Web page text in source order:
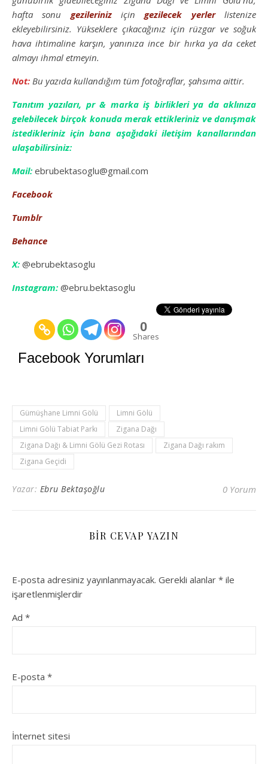
hafta sonugezileriniziçingezilecek yerlerlistenize
ekleyebilirsiniz. Yükseklere çıkacağınız için rüzgar ve soğuk
hava ihtimaline karşın, yanınıza ince bir hırka ya da ceket
almayı ihmal etmeyin.
Not: Bu yazıda kullandığım tüm fotoğraflar, şahsıma aittir.
Tanıtım yazıları, pr & marka iş birlikleri ya da aklınıza
gelebilecek birçok konuda merak ettikleriniz ve danışmak
istedikleriniz için bana aşağıdaki iletişim kanallarından
ulaşabilirsiniz:
Mail: ebrubektasoglu@gmail.com
Facebook
Tumblr
Behance
X: @ebrubektasoglu
Instagram: @ebru.bektasoglu
0
Shares
Facebook Yorumları
Gümüşhane Limni Gölü
Limni Gölü
Limni Gölü Tabiat Parkı
Zigana Dağı
Zigana Dağı & Limni Gölü Gezi Rotası
Zigana Dağı rakım
Zigana Geçidi
Yazar: Ebru Bektaşoğlu 0 Yorum
BIR CEVAP YAZIN
E-posta adresiniz yayınlanmayacak. Gerekli alanlar * ile
işaretlenmişlerdir
Ad *
E-posta *
İnternet sitesi